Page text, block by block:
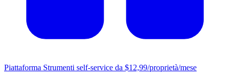
Piattaforma Strumenti self-service da $12,99/proprietà/mese